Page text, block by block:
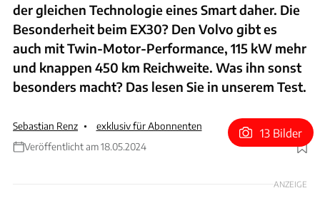
der gleichen Technologie eines Smart daher. Die
Besonderheit beim EX30? Den Volvo gibt es
auch mit Twin-Motor-Performance, 115 kW mehr
und knappen 450 km Reichweite. Was ihn sonst
besonders macht? Das lesen Sie in unserem Test.
Sebastian Renz
exklusiv für Abonnenten
Veröffentlicht am 18.05.2024
Foto: Achim Hartmann
13 Bilder
ANZEIGE